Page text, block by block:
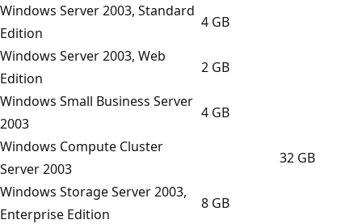
Windows Server 2003, Standard
Edition
4 GB
Windows Server 2003, Web
Edition
2 GB
Windows Small Business Server
2003
4 GB
Windows Compute Cluster
Server 2003
32 GB
Windows Storage Server 2003,
Enterprise Edition
8 GB